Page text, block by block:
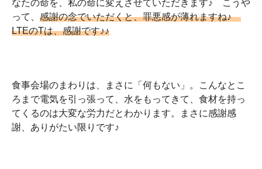
なたの命を、私の命に変えさせていただきます♪ こうや
って、 感謝の念でいただくと、罪悪感が薄れますね♪
LTEのTは、感謝です♪♪
食事会場のまわりは、まさに「何もない」。こんなとこ
ろまで電気を引っ張って、水をもってきて、食材を持っ
てくるのは大変な労力だとわかります。まさに感謝感
謝、ありがたい限りです♪